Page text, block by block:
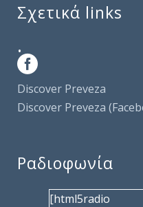
Σχετικά links
.
Discover Preveza
Discover Preveza
Ραδιοφωνία
[html5radio